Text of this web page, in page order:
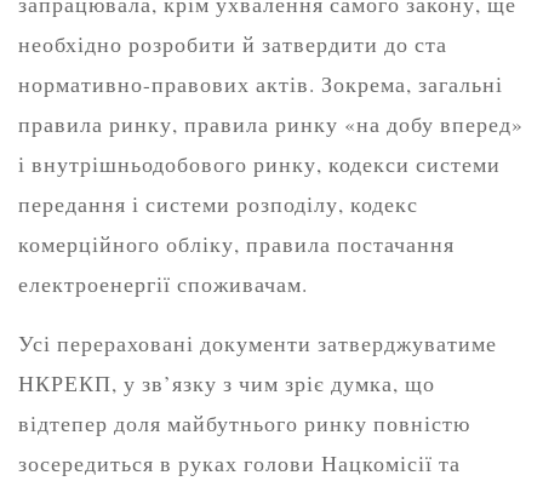
необхідно розробити й затвердити до ста
нормативно-правових актів. Зокрема, загальні
правила ринку, правила ринку «на добу вперед»
і внутрішньодобового ринку, кодекси системи
передання і системи розподілу, кодекс
комерційного обліку, правила постачання
електроенергії споживачам.
Усі перераховані документи затверджуватиме
НКРЕКП, у зв’язку з чим зріє думка, що
відтепер доля майбутнього ринку повністю
зосередиться в руках голови Нацкомісії та